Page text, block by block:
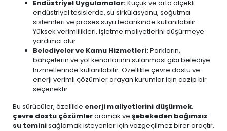
Endüstriyel Uygulamalar:Küçük ve orta ölçekli
endüstriyel tesislerde, su sirkülasyonu, soğutma
sistemleri ve proses suyu tedarikinde kullanılabilir.
Yüksek verimlilikleri, işletme maliyetlerini düşürmeye
yardımcı olur.
Belediyeler ve Kamu Hizmetleri:Parkların,
bahçelerin ve yol kenarlarının sulanması gibi belediye
hizmetlerinde kullanılabilir. Özellikle çevre dostu ve
enerji verimli çözümler arayan kurumlar için cazip bir
seçenektir.
Bu sürücüler, özellikle enerji maliyetlerini düşürmek,
çevre dostu çözümleraramak ve şebekeden bağımsız
su teminisağlamak isteyenler için vazgeçilmez birer araçtır.